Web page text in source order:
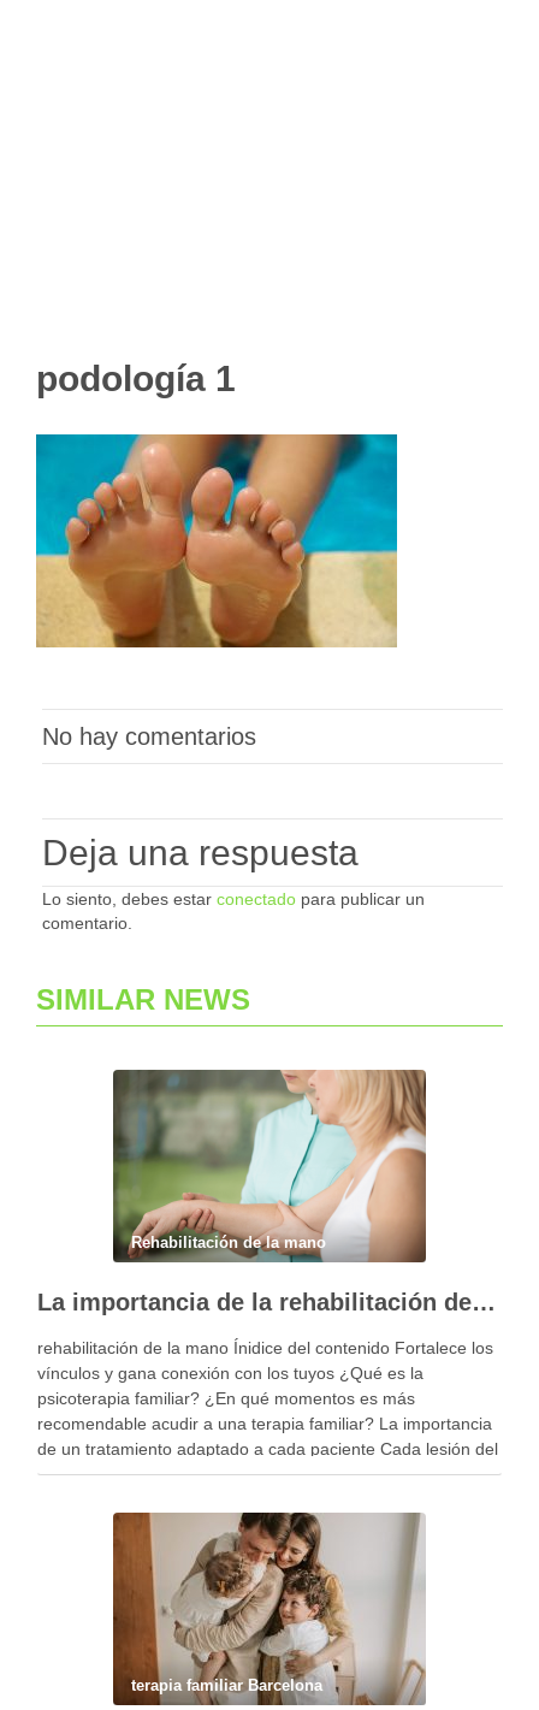
podología 1
No hay comentarios
Deja una respuesta
Lo siento, debes estar conectado para publicar un
comentario.
SIMILAR NEWS
Rehabilitación de la mano
La importancia de la rehabilitación de la mano personalizada
rehabilitación de la mano Ínidice del contenido Fortalece los
vínculos y gana conexión con los tuyos ¿Qué es la
psicoterapia familiar? ¿En qué momentos es más
recomendable acudir a una terapia familiar? La importancia
de un tratamiento adaptado a cada paciente Cada lesión del
miembro superior es diferente y, por …
terapia familiar Barcelona